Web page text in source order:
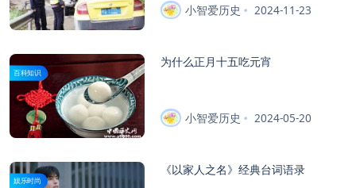
小智爱历史 2024-11-23
百科知识
为什么正月十五吃元宵
小智爱历史 2024-05-20
娱乐时尚
《以家人之名》经典台词语录